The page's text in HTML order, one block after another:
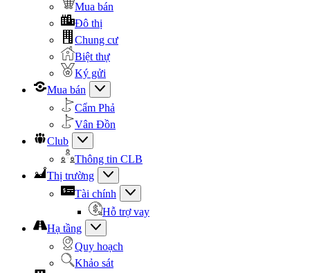
Mua bán
Đô thị
Chung cư
Biệt thự
Ký gửi
Mua bán
Cẩm Phả
Vân Đồn
Club
Thông tin CLB
Thị trường
Tài chính
Hỗ trợ vay
Hạ tầng
Quy hoạch
Khảo sát